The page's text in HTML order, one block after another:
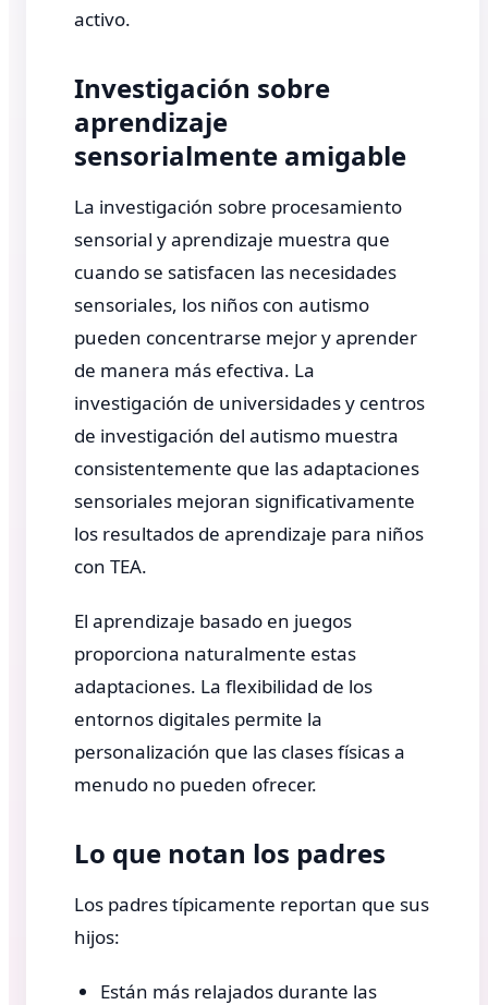
activo.
Investigación sobre
aprendizaje
sensorialmente amigable
La investigación sobre procesamiento
sensorial y aprendizaje muestra que
cuando se satisfacen las necesidades
sensoriales, los niños con autismo
pueden concentrarse mejor y aprender
de manera más efectiva. La
investigación de universidades y centros
de investigación del autismo muestra
consistentemente que las adaptaciones
sensoriales mejoran significativamente
los resultados de aprendizaje para niños
con TEA.
El aprendizaje basado en juegos
proporciona naturalmente estas
adaptaciones. La flexibilidad de los
entornos digitales permite la
personalización que las clases físicas a
menudo no pueden ofrecer.
Lo que notan los padres
Los padres típicamente reportan que sus
hijos:
Están más relajados durante las